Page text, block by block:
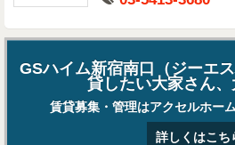
GSハイム新宿南口（ジーエ
貸したい大家さん、
賃貸募集・管理はアクセルホー
詳しくはこち